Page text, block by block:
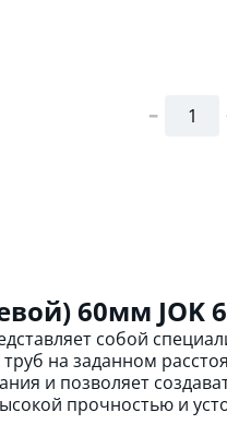
60мм JOK
собой
на заданном
и позволяет
прочностью и